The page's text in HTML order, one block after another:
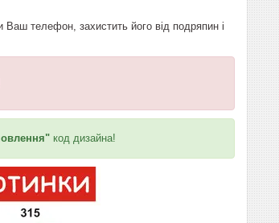
телефон, захистить його від подряпин і
код дизайна!